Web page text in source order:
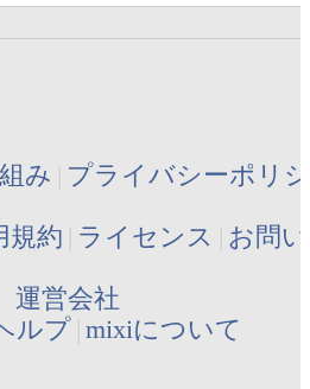
み プライバシーポリ
規約 ライセンス お問
運営会社
ルプ mixiについて